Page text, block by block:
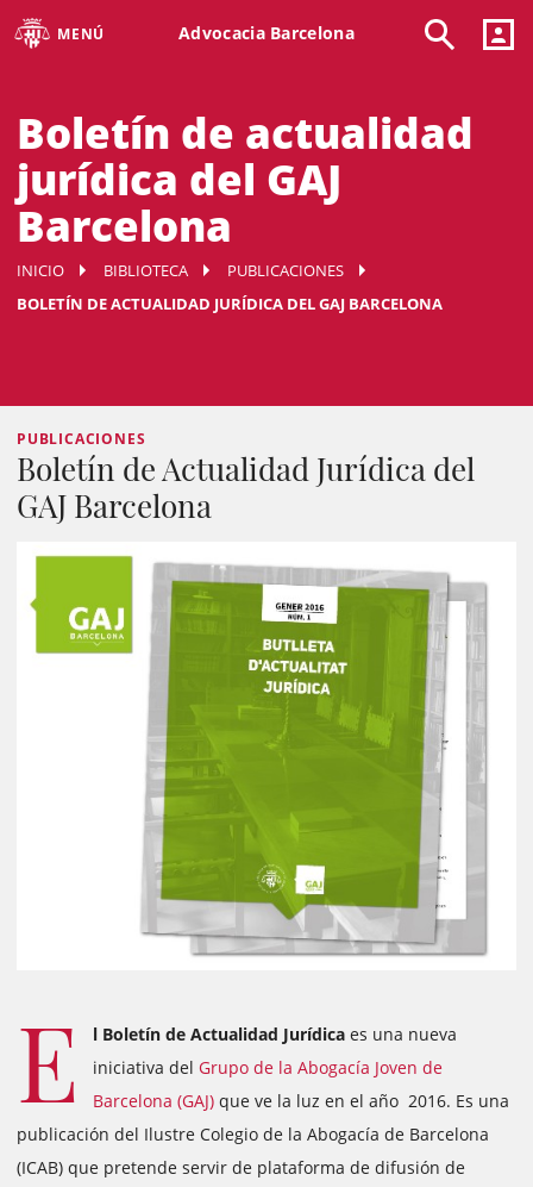
MENÚ Advocacia Barcelona
Boletín de actualidad
jurídica del GAJ
Barcelona
INICIO BIBLIOTECA
PUBLICACIONES
BOLETÍN DE ACTUALIDAD JURÍDICA DEL GAJ BARCELONA
PUBLICACIONES
Boletín de Actualidad Jurídica del
GAJ Barcelona
E l Boletín de Actualidad Jurídica es una nueva
iniciativa del Grupo de la Abogacía Joven de
Barcelona (GAJ) que ve la luz en el año 2016. Es una
publicación del Ilustre Colegio de la Abogacía de Barcelona
(ICAB) que pretende servir de plataforma de difusión de